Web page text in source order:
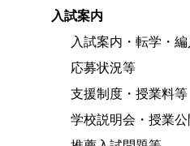
入試案内
入試案内・転学・
応募状況等
支援制度・授業料等
学校説明会・授業